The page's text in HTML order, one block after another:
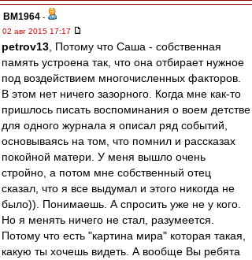
BM1964 -
02 авг 2015 17:17
petrov13 , Потому что Саша - собственная
память устроена так, что она отбирает нужное
под воздействием многочисленных факторов.
В этом нет ничего зазорного. Когда мне как-то
пришлось писать воспоминания о воем детстве
для одного журнала я описал ряд событий,
основываясь на том, что помнил и рассказах
покойной матери. У меня вышло очень
стройно, а потом мне собственный отец
сказал, что я все выдумал и этого никогда не
было)). Понимаешь. А спросить уже не у кого.
Но я менять ничего не стал, разумеется.
Потому что есть "картина мира" которая такая,
какую ты хочешь видеть. А вообще Вы ребята